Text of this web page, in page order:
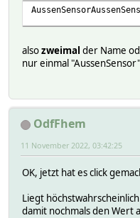
alsozweimal der Name
nur einmal
OdfFhem
11 November 2022, 03:42:25
OK, jetzt hat es click
Liegt
damit nochmals den Wert